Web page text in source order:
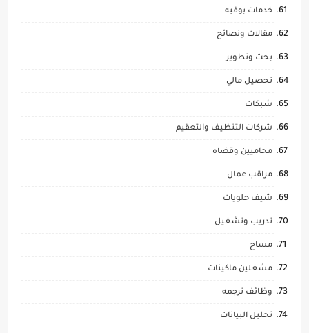
خدمات بوفيه
مقالات ونصائح
بحث وتطوير
تحصيل مالي
شبكات
شركات التنظيف والتعقيم
محاميين وقضاه
مراقب عمال
شيف حلويات
تدريب وتشغيل
مساح
مشغلين ماكينات
وظائف ترجمه
تحليل البيانات